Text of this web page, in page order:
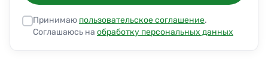
Принимаю пользовательское соглашение.
Соглашаюсь на обработку персональных данных